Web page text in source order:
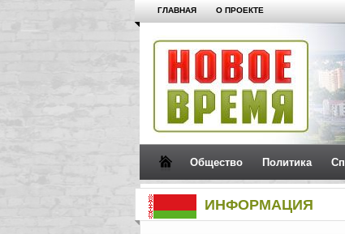
ГЛАВНАЯ О ПРОЕКТЕ
Общество Политика
ИНФОРМАЦИЯ